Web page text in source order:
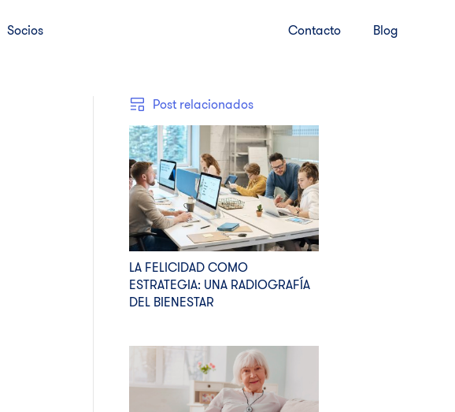
Socios Contacto Blog
Post relacionados
LA FELICIDAD COMO
ESTRATEGIA: UNA RADIOGRAFÍA
DEL BIENESTAR